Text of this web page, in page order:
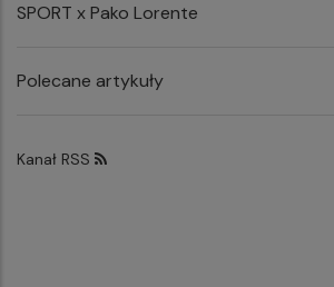
SPORT x Pako Lorente
Polecane artykuły
Kanał RSS